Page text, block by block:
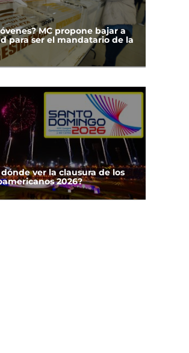
MC propone bajar a
para ser el mandatario de la
ver la clausura de los
2026?